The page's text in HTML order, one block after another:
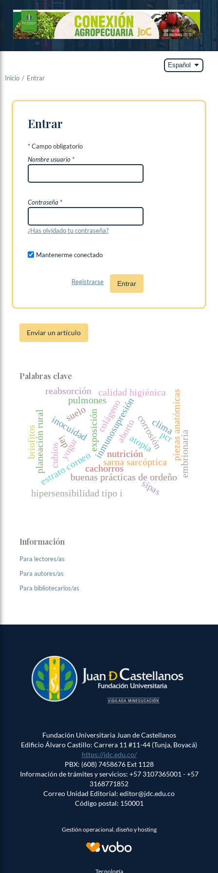
Español arrow_drop_down
Inicio / Entrar
Entrar
* Campo obligatorio
Nombre usuario *
Contraseña *
¿Has olvidado tu contraseña?
Mantenerme conectado
Entrar
Registrarse
Enviar un artículo
Palabras clave
sarna sarcóptica
inmunosupresión
exposición
nutrición
cachorros
buenas prácticas de ordeño
calidad higiénica
inocuidad
atopía
colágeno
estrato corneo
hipersensibilidad tipo i
planeación rural piezas anatómicas
corrosión
pulmones
aborto embrionaria
pcr
reabsorción
cubiosyogur
clima
suelo
sipas
briofitos iap
Información
Para lectores/as
Para autores/as
Para bibliotecarios/as
Fundación Universitaria Juan de Castellanos
Edificio Álvaro Castillo: Carrera 11 #11-44 (Tunja, Boyacá)
https://jdc.edu.co/
PBX: (608) 7458676 Ext 1128
Información de trámites y servicios: +57 3107365001 - +57
3168771852
Correo Unidad Editorial: editor@jdc.edu.co
Código postal: 150001
Gestión operacional, diseño y hosting
Tecnología